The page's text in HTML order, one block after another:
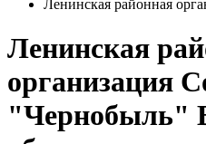
Ленинская районная
Ленинская
организация
"Чернобыль"